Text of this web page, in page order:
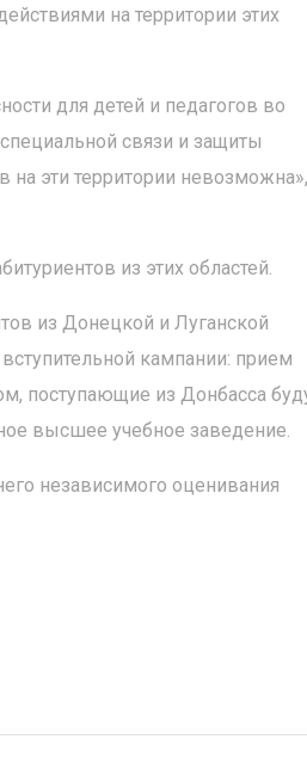
на территории этих
для детей и педагогов во
связи и защиты
на эти территории
из этих областей.
из Донецкой и Луганской
кампании: прием
поступающие из Донбасса
высшее учебное заведение.
независимого оценивания